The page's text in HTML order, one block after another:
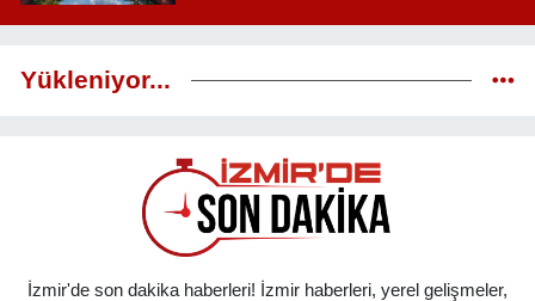
Yükleniyor...
İzmir'de son dakika haberleri! İzmir haberleri, yerel gelişmeler,